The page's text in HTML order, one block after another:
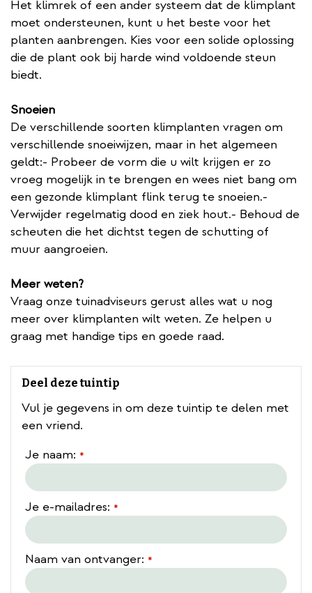
Het klimrek of een ander systeem dat de klimplant
moet ondersteunen, kunt u het beste voor het
planten aanbrengen. Kies voor een solide oplossing
die de plant ook bij harde wind voldoende steun
biedt.
Snoeien
De verschillende soorten klimplanten vragen om
verschillende snoeiwijzen, maar in het algemeen
geldt:- Probeer de vorm die u wilt krijgen er zo
vroeg mogelijk in te brengen en wees niet bang om
een gezonde klimplant flink terug te snoeien.-
Verwijder regelmatig dood en ziek hout.- Behoud de
scheuten die het dichtst tegen de schutting of
muur aangroeien.
Meer weten?
Vraag onze tuinadviseurs gerust alles wat u nog
meer over klimplanten wilt weten. Ze helpen u
graag met handige tips en goede raad.
Deel deze tuintip
Vul je gegevens in om deze tuintip te delen met
een vriend.
Je naam: *
Je e-mailadres: *
Naam van ontvanger: *